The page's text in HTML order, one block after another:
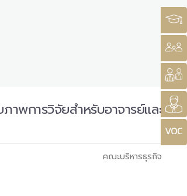
พการวิจัยสำหรับอาจารย์และ
คณะบริหารธุรกิจ